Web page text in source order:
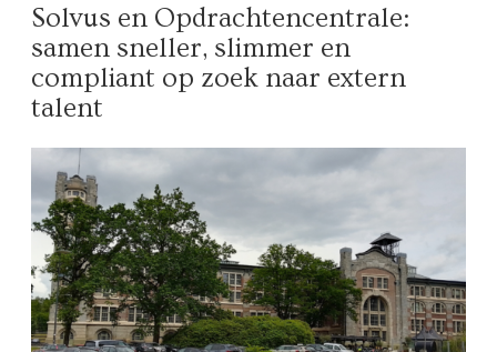
Solvus en Opdrachtencentrale:
samen sneller, slimmer en
compliant op zoek naar extern
talent